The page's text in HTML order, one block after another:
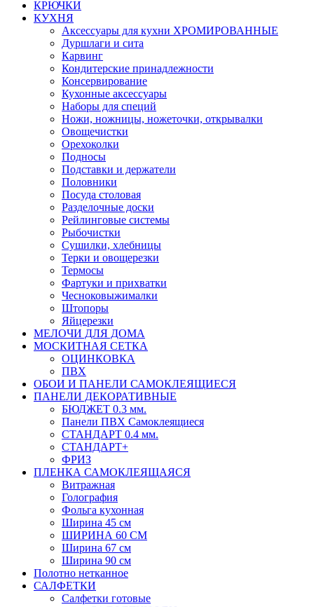
КРЮЧКИ
КУХНЯ
Аксессуары для кухни ХРОМИРОВАННЫЕ
Дуршлаги и сита
Карвинг
Кондитерские принадлежности
Консервирование
Кухонные аксессуары
Наборы для специй
Ножи, ножницы, ножеточки, открывалки
Овощечистки
Орехоколки
Подносы
Подставки и держатели
Половники
Посуда столовая
Разделочные доски
Рейлинговые системы
Рыбочистки
Сушилки, хлебницы
Терки и овощерезки
Термосы
Фартуки и прихватки
Чесноковыжималки
Штопоры
Яйцерезки
МЕЛОЧИ ДЛЯ ДОМА
МОСКИТНАЯ СЕТКА
ОЦИНКОВКА
ПВХ
ОБОИ И ПАНЕЛИ САМОКЛЕЯЩИЕСЯ
ПАНЕЛИ ДЕКОРАТИВНЫЕ
БЮДЖЕТ 0.3 мм.
Панели ПВХ Самоклеящиеся
СТАНДАРТ 0.4 мм.
СТАНДАРТ+
ФРИЗ
ПЛЕНКА САМОКЛЕЯЩАЯСЯ
Витражная
Голография
Фольга кухонная
Ширина 45 см
ШИРИНА 60 СМ
Ширина 67 см
Ширина 90 см
Полотно нетканное
САЛФЕТКИ
Салфетки готовые